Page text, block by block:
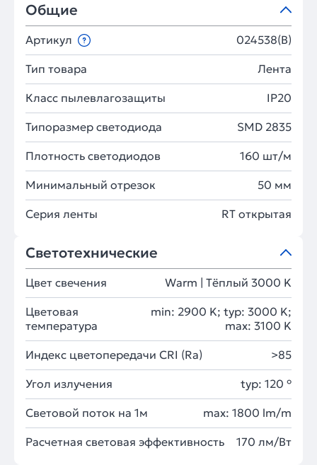
Общие
Артикул 024538(B)
Тип товара Лента
Класс пылевлагозащиты IP20
Типоразмер светодиода SMD 2835
Плотность светодиодов 160 шт/м
Минимальный отрезок 50 мм
Серия ленты RT открытая
Светотехнические
Цвет свечения Warm | Тёплый 3000 K
Цветовая
температура
min: 2900 K; typ: 3000 K;
max: 3100 K
Индекс цветопередачи CRI (Ra) >85
Угол излучения typ: 120 °
Световой поток на 1м max: 1800 lm/m
Расчетная световая эффективность 170 лм/Вт